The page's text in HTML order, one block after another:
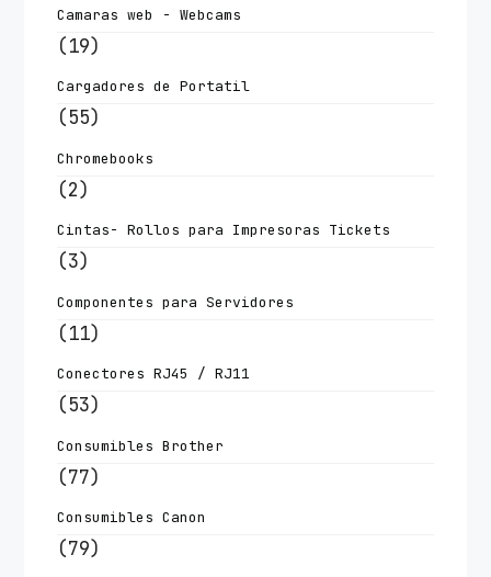
Camaras web - Webcams
(19)
Cargadores de Portatil
(55)
Chromebooks
(2)
Cintas- Rollos para Impresoras Tickets
(3)
Componentes para Servidores
(11)
Conectores RJ45 / RJ11
(53)
Consumibles Brother
(77)
Consumibles Canon
(79)